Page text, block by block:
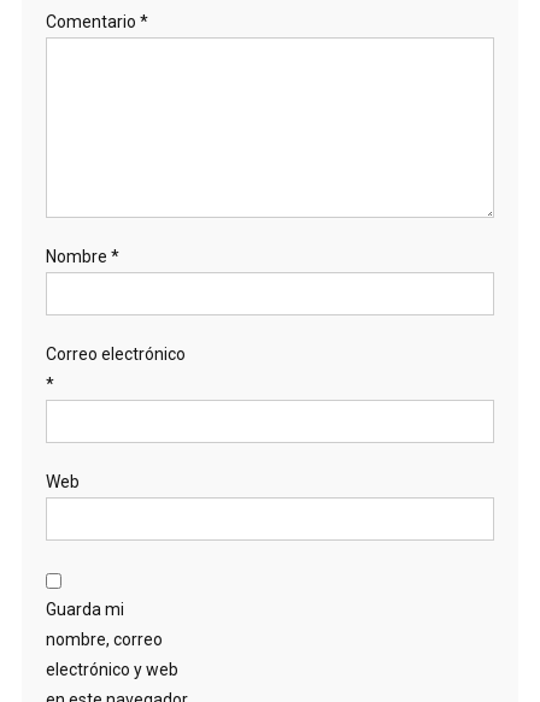
Comentario *
Nombre *
Correo electrónico
*
Web
Guarda mi
nombre, correo
electrónico y web